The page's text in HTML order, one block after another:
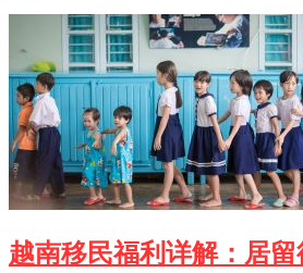
越南移民福利详解：居